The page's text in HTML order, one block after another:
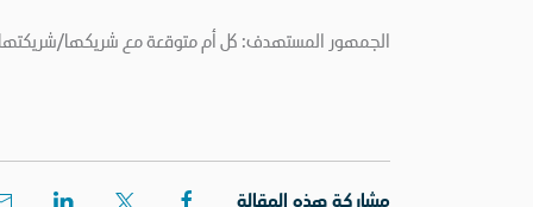
الجمهور المستهدف: كل أم متوقعة مع شريكها/
مشاركة هذه المقالة